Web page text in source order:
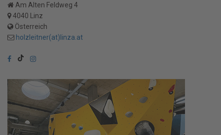
Am Alten Feldweg 4
4040 Linz
Österreich
holzleitner(at)linza.at